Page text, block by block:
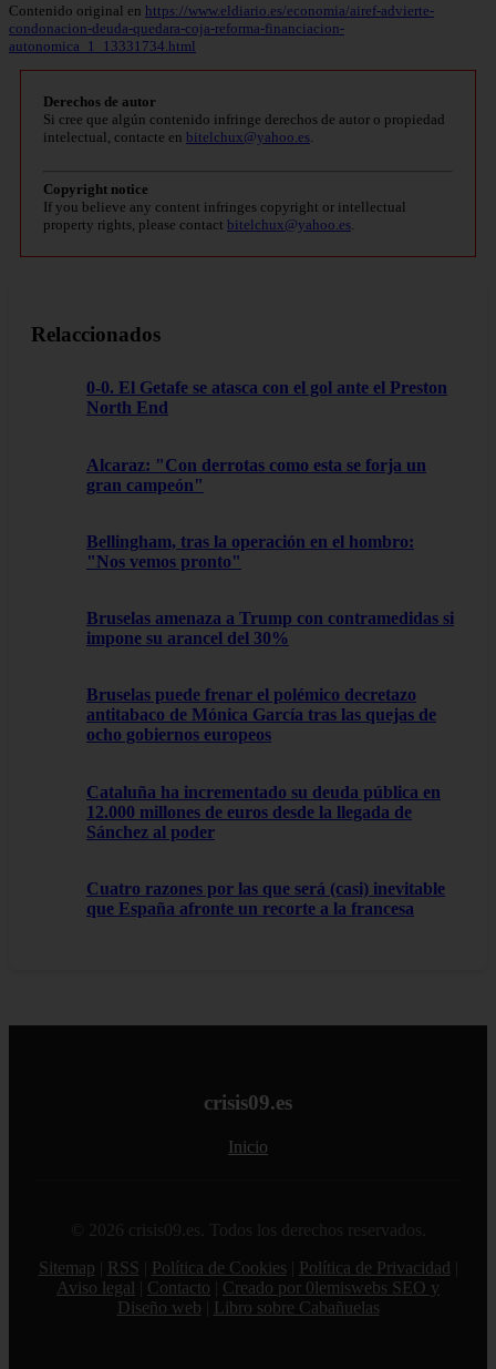
Contenido original en https://www.eldiario.es/economia/airef-advierte-
condonacion-deuda-quedara-coja-reforma-financiacion-
autonomica_1_13331734.html
Derechos de autor
Si cree que algún contenido infringe derechos de autor o propiedad
intelectual, contacte en bitelchux@yahoo.es
Copyright notice
If you believe any content infringes copyright or intellectual
property rights, please contact bitelchux@yahoo.es
Relaccionados
0-0. El Getafe se atasca con el gol ante el Preston
North End
Alcaraz: "Con derrotas como esta se forja un
gran campeón"
Bellingham, tras la operación en el hombro:
"Nos vemos pronto"
Bruselas amenaza a Trump con contramedidas si
impone su arancel del 30%
Bruselas puede frenar el polémico decretazo
antitabaco de Mónica García tras las quejas de
ocho gobiernos europeos
Cataluña ha incrementado su deuda pública en
12.000 millones de euros desde la llegada de
Sánchez al poder
Cuatro razones por las que será (casi) inevitable
que España afronte un recorte a la francesa
crisis09.es
Inicio
© 2026 crisis09.es. Todos los derechos reservados.
Sitemap
RSS Política de Cookies Política de Privacidad
Aviso legal
Contacto
Creado por 0lemiswebs SEO y
Diseño web
Libro sobre Cabañuelas